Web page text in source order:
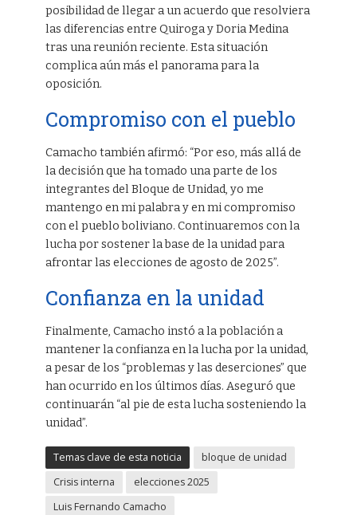
posibilidad de llegar a un acuerdo que resolviera
las diferencias entre Quiroga y Doria Medina
tras una reunión reciente. Esta situación
complica aún más el panorama para la
oposición.
Compromiso con el pueblo
Camacho también afirmó: “Por eso, más allá de
la decisión que ha tomado una parte de los
integrantes del Bloque de Unidad, yo me
mantengo en mi palabra y en mi compromiso
con el pueblo boliviano. Continuaremos con la
lucha por sostener la base de la unidad para
afrontar las elecciones de agosto de 2025”.
Confianza en la unidad
Finalmente, Camacho instó a la población a
mantener la confianza en la lucha por la unidad,
a pesar de los “problemas y las deserciones” que
han ocurrido en los últimos días. Aseguró que
continuarán “al pie de esta lucha sosteniendo la
unidad”.
Temas clave de esta noticia
bloque de unidad
Crisis interna
elecciones 2025
Luis Fernando Camacho